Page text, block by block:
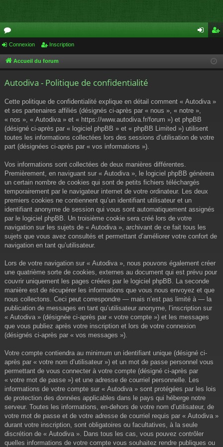
or
u cri
Connexion Inscription
Accueil du forum
Autodiva - Politique de confidentialité
Cette politique de confidentialité explique en détail comment « Autodiva »
et ses partenaires affiliés (désignés ci-après par « nous », « notre »,
« nos », « Autodiva » et « https://www.autodiva.fr/forum ») et phpBB
(désigné ci-après par « logiciel phpBB » et « phpBB Limited ») utilisent
toutes les informations collectées lors des sessions d’utilisation de votre
part (désignées ci-après par « vos informations »).
Vos informations sont collectées de deux manières différentes.
Premièrement, en naviguant sur « Autodiva », le logiciel phpBB génèrera
un certain nombre de cookies qui sont de petits fichiers téléchargés
temporairement par le navigateur internet de votre ordinateur. Les deux
premiers cookies ne contiennent qu’un identifiant utilisateur et un
identifiant anonyme de session qui vous sont automatiquement assignés
par le logiciel phpBB. Un troisième cookie sera créé lors de votre
navigation sur les sujets de « Autodiva », archivant de ce fait tous les
sujets que vous avez consultés et permettant d’améliorer votre confort de
navigation en tant qu’utilisateur.
Lors de votre navigation sur « Autodiva », nous pouvons également créer
une quatrième sorte de cookies, externes au document qui est prévu pour
couvrir uniquement les pages créées par le logiciel phpBB. La seconde
manière est de récupérer les informations que vous nous envoyez et que
nous collectons. Ceci peut correspondre — mais n’est pas limité à — la
publication de messages en tant qu’utilisateur anonyme, l’inscription sur
« Autodiva » (désignée ci-après par « votre compte ») et les messages
que vous publiez après votre inscription et lors de votre connexion
(désignés ci-après par « vos messages »).
Votre compte contiendra au minimum un identifiant unique (désigné ci-
après par « votre nom d’utilisateur ») et un mot de passe personnel vous
permettant de vous connecter à votre compte (désigné ci-après par
« votre mot de passe ») et une adresse de courriel personnelle. Les
informations de votre compte sur « Autodiva » sont protégées par les lois
de protection des données applicables dans le pays qui héberge notre
serveur. Toutes les informations, en-dehors de votre nom d’utilisateur, de
votre mot de passe et de votre adresse de courriel requis par « Autodiva »
durant votre inscription, sont obligatoires ou facultatives, à la seule
discrétion de « Autodiva ». Dans tous les cas, vous pouvez contrôler
quelles informations de votre compte vous souhaitez rendre publiques ou